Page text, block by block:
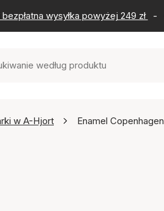
wysyłka powyżej 249 zł -
w A-Hjort Enamel Copenhagen